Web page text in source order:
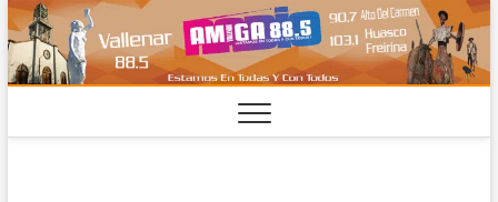
Saltar
al
contenido